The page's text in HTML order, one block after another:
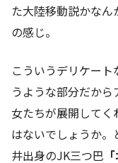
た大陸移動説かな
の感じ。
こういうデリケー
うような部分だか
女たちが展開して
はないでしょうか
井出身のJK三つ巴